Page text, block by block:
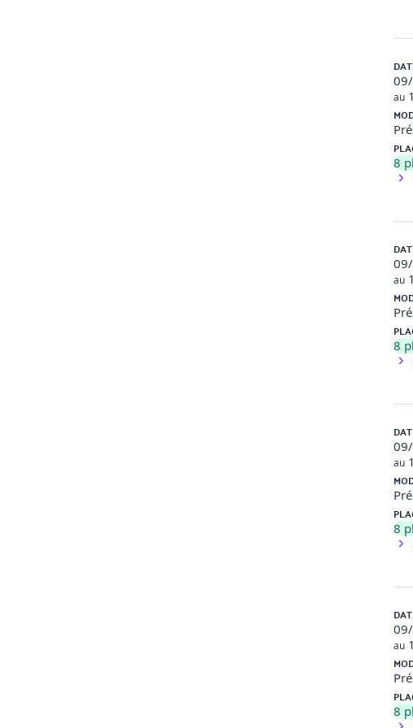
Utilisation d'un outil d'évaluation automatique pour
Importance de la communication sur l'accessibilité :
Jeu de rôle : simulation d'une discussion avec un client
Préparation d'un court rapport d'accessibilité pour un site
au
8
au
8
au
8
au
8